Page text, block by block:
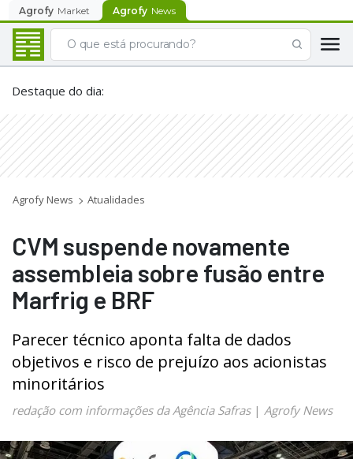
Agrofy Market Agrofy News
Destaque do dia:
Agrofy News Atualidades
CVM suspende novamente
assembleia sobre fusão entre
Marfrig e BRF
Parecer técnico aponta falta de dados
objetivos e risco de prejuízo aos acionistas
minoritários
redação com informações da Agência Safras| Agrofy News